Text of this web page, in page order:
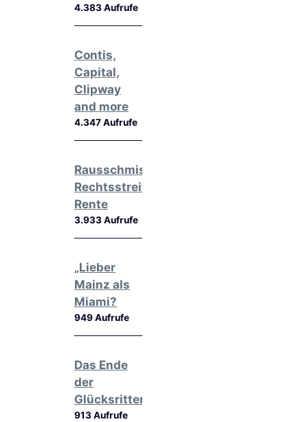
4.383 Aufrufe
Contis,
Capital,
Clipway
and more
4.347 Aufrufe
Rausschmiss,
Rechtsstreit,
Rente
3.933 Aufrufe
„Lieber
Mainz als
Miami?
949 Aufrufe
Das Ende
der
Glücksritter
913 Aufrufe